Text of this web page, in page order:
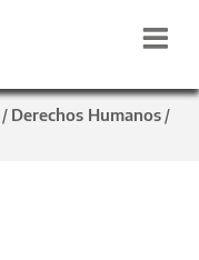
/ Derechos Humanos /